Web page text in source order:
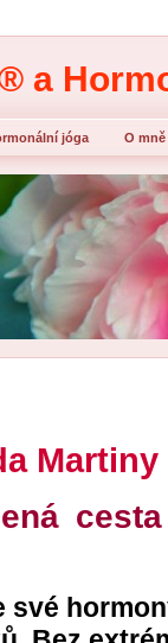
a
jóga O mně
své